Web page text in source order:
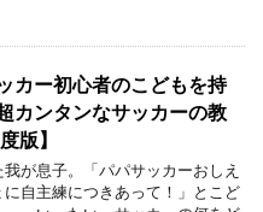
カー初心者のこどもを持
カンタンなサッカーの教
版】
が息子。「パパサッカーおしえ
自主練につきあって！」とこど